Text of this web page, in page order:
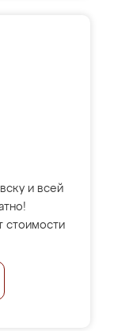
и всей
стоимости